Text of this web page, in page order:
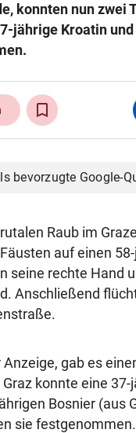
konnten nun zwei
jährige Kroatin
bevorzugte Google-
Raub im
auf einen
seine rechte Hand
Anschließend
gab es
konnte eine 37-
Bosnier (aus
sie